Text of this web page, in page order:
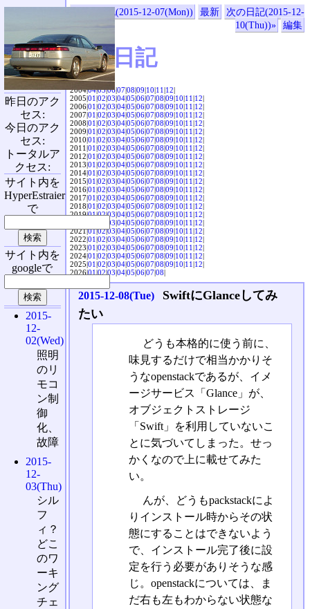
«前の日記(2015-12-07(Mon)) 最新
次の日記(2015-12-
10(Thu))»
編集
SVX日記
2004|04|05|06|07|08|09|10|11|12|
2005|01|02|03|04|05|06|07|08|09|10|11|12|
2006|01|02|03|04|05|06|07|08|09|10|11|12|
2007|01|02|03|04|05|06|07|08|09|10|11|12|
2008|01|02|03|04|05|06|07|08|09|10|11|12|
2009|01|02|03|04|05|06|07|08|09|10|11|12|
2010|01|02|03|04|05|06|07|08|09|10|11|12|
2011|01|02|03|04|05|06|07|08|09|10|11|12|
2012|01|02|03|04|05|06|07|08|09|10|11|12|
2013|01|02|03|04|05|06|07|08|09|10|11|12|
2014|01|02|03|04|05|06|07|08|09|10|11|12|
2015|01|02|03|04|05|06|07|08|09|10|11|12|
2016|01|02|03|04|05|06|07|08|09|10|11|12|
2017|01|02|03|04|05|06|07|08|09|10|11|12|
2018|01|02|03|04|05|06|07|08|09|10|11|12|
2019|01|02|03|04|05|06|07|08|09|10|11|12|
03|04|05|06|07|08|09|10|11|12|
2021|01|02|03|04|05|06|07|08|09|10|11|12|
2022|01|02|03|04|05|06|07|08|09|10|11|12|
2023|01|02|03|04|05|06|07|08|09|10|11|12|
2024|01|02|03|04|05|06|07|08|09|10|11|12|
2025|01|02|03|04|05|06|07|08|09|10|11|12|
2026|01|02|03|04|05|06|07|08|
2015-12-08(Tue)
SwiftにGlanceしてみ
たい
どうも本格的に使う前に、
味見するだけで相当かかりそ
うなopenstackであるが、イメ
ージサービス「Glance」が、
オブジェクトストレージ
「Swift」を利用していないこ
とに気づいてしまった。せっ
かくなので上に載せてみた
い。
んが、どうもpackstackによ
りインストール時からその状
態にすることはできないよう
で、インストール完了後に設
定を行う必要がありそうな感
じ。openstackについては、ま
だ右も左もわからない状態な
昨日のアク
セス:
今日のアク
セス:
トータルア
クセス:
サイト内を
HyperEstraier
で
サイト内を
googleで
2015-
12-
02(Wed)
照明
のリ
モコ
ン制
御
化、
故障
2015-
12-
03(Thu)
シル
フ
ィ？
どこ
のワ
ーキ
ング
チェ